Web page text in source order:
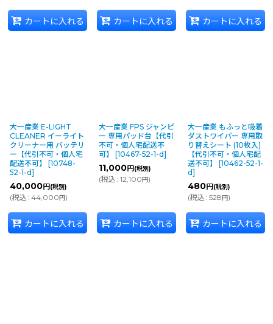
カートに入れる カートに入れる カートに入れる
大一産業 E-LIGHT
CLEANER イーライト
クリーナー用 バッテリ
ー【代引不可・個人宅
配送不可】
[10748-
52-1-d]
40,000円 (税別)
(税込: 44,000円)
カートに入れる
大一産業 FPS ジャンピ
ー 専用パッド台【代引
不可・個人宅配送不
可】
[10467-52-1-d]
11,000円 (税別)
(税込: 12,100円)
カートに入れる
大一産業 もふっと吸着
ダストワイパー 専用取
り替えシート (10枚入)
【代引不可・個人宅配
送不可】
[10462-52-1-
d]
480円 (税別)
(税込: 528円)
カートに入れる